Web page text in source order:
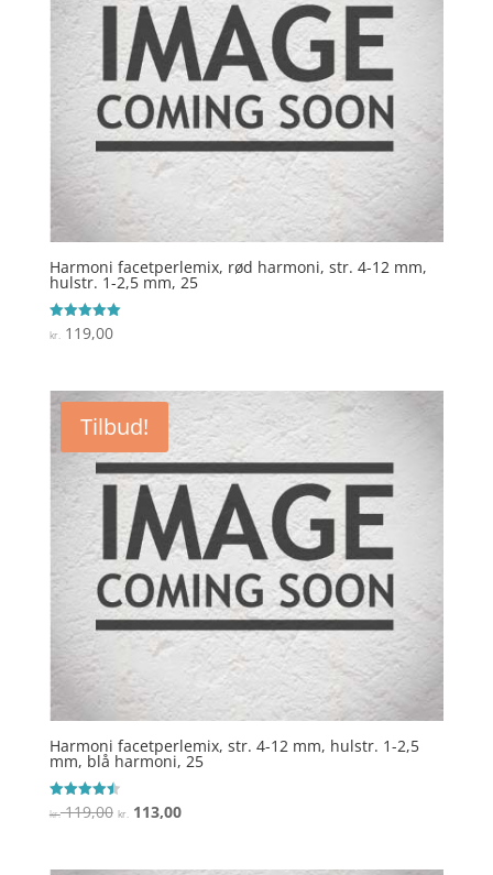
Harmoni facetperlemix, rød harmoni, str. 4-12 mm,
hulstr. 1-2,5 mm, 25
Vurderet
5
kr. 119,00
Tilbud!
Harmoni facetperlemix, str. 4-12 mm, hulstr. 1-2,5
mm, blå harmoni, 25
Vurderet
4.5
kr.119,00 Den
kr. 113,00Den